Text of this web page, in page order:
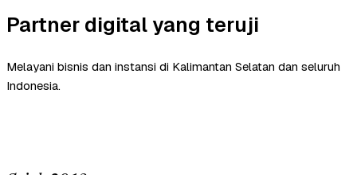
Partner digital yang teruji
Melayani bisnis dan instansi di Kalimantan Selatan dan seluruh
Indonesia.